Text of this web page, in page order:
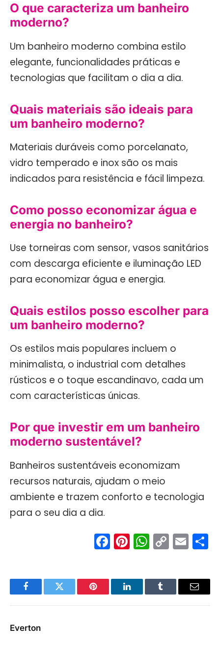
O que caracteriza um banheiro
moderno?
Um banheiro moderno combina estilo
elegante, funcionalidades práticas e
tecnologias que facilitam o dia a dia.
Quais materiais são ideais para
um banheiro moderno?
Materiais duráveis como porcelanato,
vidro temperado e inox são os mais
indicados para resistência e fácil limpeza.
Como posso economizar água e
energia no banheiro?
Use torneiras com sensor, vasos sanitários
com descarga eficiente e iluminação LED
para economizar água e energia.
Quais estilos posso escolher para
um banheiro moderno?
Os estilos mais populares incluem o
minimalista, o industrial com detalhes
rústicos e o toque escandinavo, cada um
com características únicas.
Por que investir em um banheiro
moderno sustentável?
Banheiros sustentáveis economizam
recursos naturais, ajudam o meio
ambiente e trazem conforto e tecnologia
para o seu dia a dia.
Facebook
Pinterest
Copy
FacebookTwitter Pinterest LinkedInTumblr Email
Everton